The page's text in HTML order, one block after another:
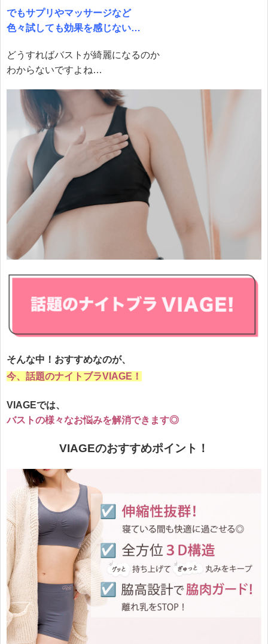
でもサプリやマッサージなど
色々試しても効果を感じない…
どうすればバストが綺麗になるのか
わからないですよね…
そんな中！おすすめなのが、
今、話題のナイトブラVIAGE！
VIAGEでは、
バストの様々なお悩みを解消できます◎
VIAGEのおすすめポイント！